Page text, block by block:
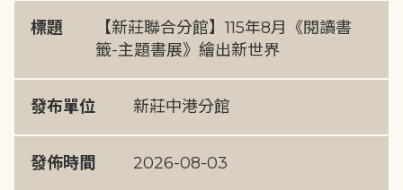
標題
【新莊聯合分館】115年8月《閱讀書
籤-主題書展》繪出新世界
發布單位 新莊中港分館
發佈時間 2026-08-03